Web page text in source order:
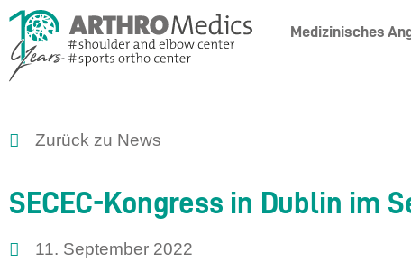
Medizinisches
Zurück zu News
SECEC-Kongress in Dublin im
11. September 2022